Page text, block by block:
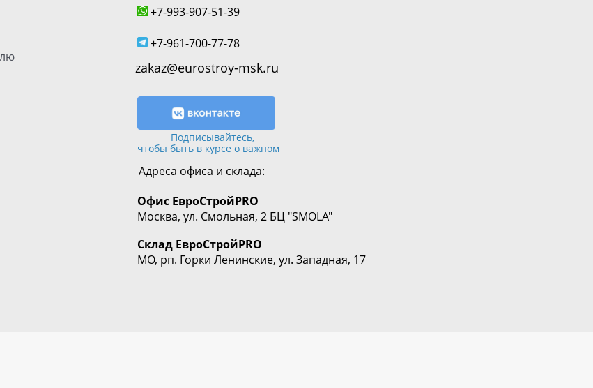
+7-993-907-51-39
+7-961-700-77-78
zakaz@eurostroy-msk.ru
Подписывайтесь,
чтобы быть в курсе о важном
Адреса офиса и склада:
Офис ЕвроСтройPRO
Москва, ул. Смольная, 2 БЦ "SMOLA"
Склад ЕвроСтройPRO
МО, рп. Горки Ленинские, ул. Западная, 17